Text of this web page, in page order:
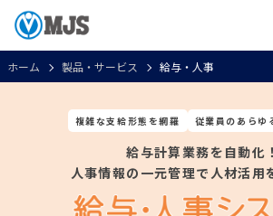
ホーム 製品・サービス 給与・人事
複雑な支給形態を網羅 従業員のあらゆ
給与計算業務を自動化！
人事情報の一元管理で人材活用